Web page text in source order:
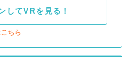
してVRを見る！
ちら